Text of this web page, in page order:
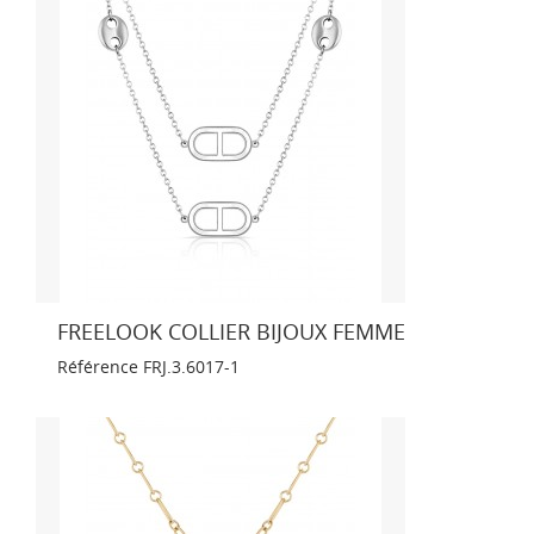
FREELOOK COLLIER BIJOUX FEMME
Référence FRJ.3.6017-1